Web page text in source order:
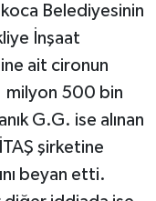
Belediyesinin
İnşaat
ait cironun
milyon 500 bin
G.G. ise alınan
şirketine
beyan etti.